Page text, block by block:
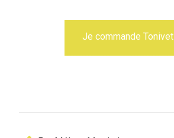
Je commande Tonivet